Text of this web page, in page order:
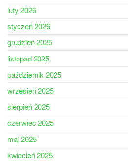
luty 2026
styczeń 2026
grudzień 2025
listopad 2025
październik 2025
wrzesień 2025
sierpień 2025
czerwiec 2025
maj 2025
kwiecień 2025